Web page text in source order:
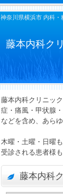
神奈川県横浜市 内科
藤本内科ク
藤本内科クリニッ
症・痛風・甲状腺
などを含め、あら
木曜・土曜・日曜
受診される患者様
藤本内科